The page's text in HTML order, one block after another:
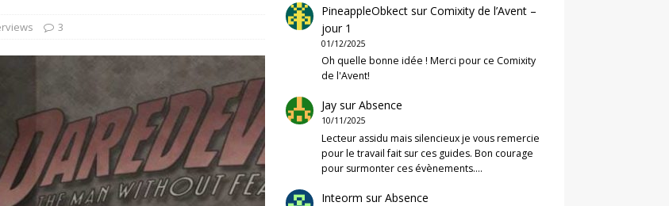
3
PineappleObkect surComixity de l’Avent –
jour 1
01/12/2025
Oh quelle bonne idée ! Merci pour ce Comixity
de l'Avent!
Jay surAbsence
10/11/2025
Lecteur assidu mais silencieux je vous remercie
pour le travail fait sur ces guides. Bon courage
pour surmonter ces évènements.…
Inteorm surAbsence